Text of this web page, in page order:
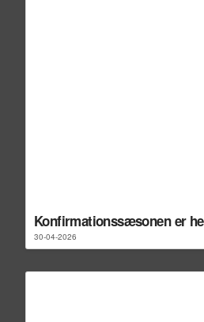
Konfirmationssæsonen er
30-04-2026